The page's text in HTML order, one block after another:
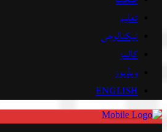
تعلیم
ٹیکنالوجی
کالمز
ویڈیوز
ENGLISH